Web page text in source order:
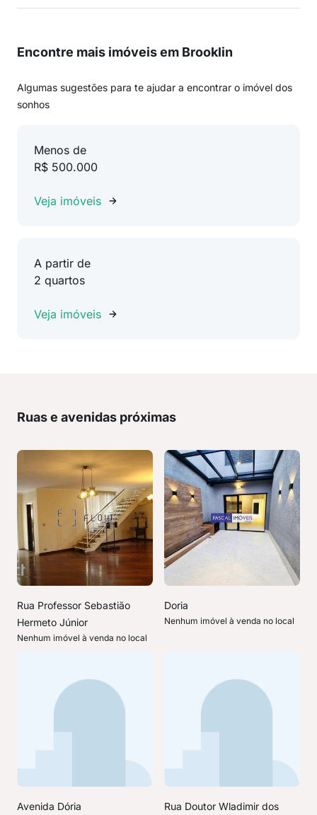
Encontre mais imóveis em Brooklin
Algumas sugestões para te ajudar a encontrar o imóvel dos
sonhos
Menos de
R$ 500.000
Veja imóveis
A partir de
2 quartos
Veja imóveis
Ruas e avenidas próximas
Rua Professor Sebastião
Hermeto Júnior
Nenhum imóvel à venda no local
Doria
Nenhum imóvel à venda no local
Avenida Dória
Rua Doutor Wladimir dos